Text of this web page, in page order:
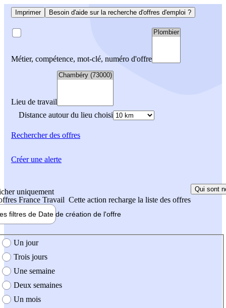
Imprimer Besoin d'aide sur la recherche d'offres d'emploi ?
Métier, compétence, mot-clé, numéro d'offre
Lieu de travail
Distance autour du lieu choisi
Rechercherdes offres
uniquement
France Travail Cette action recharge la liste des offres
Qui sont
filtres de Date de création de l'offre
création de l'offre
Un jour
Trois jours
Une semaine
Deux semaines
Un mois
Créer une alerte